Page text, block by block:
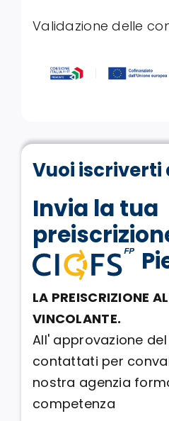
Validazione delle
Vuoi iscriverti
Invia la tua
LA PREISCRIZIONE
VINCOLANTE.
All' approvazione
contattati per
nostra agenzia
competenza